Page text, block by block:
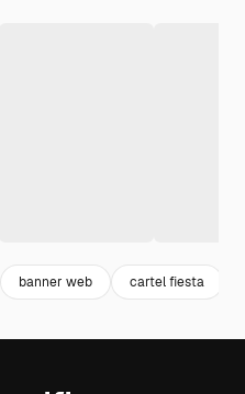
banner web cartel fiesta